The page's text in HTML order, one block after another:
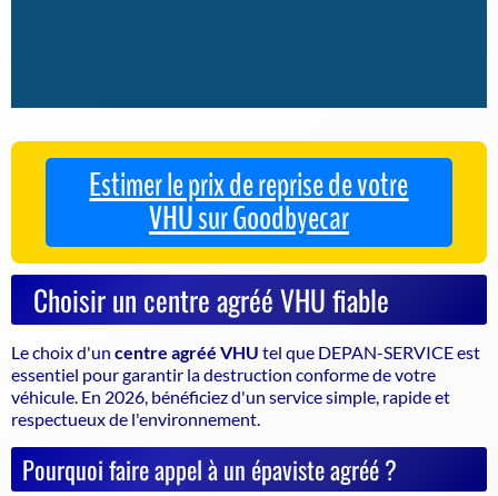
Estimer le prix de reprise de votre
VHU sur Goodbyecar
Choisir un centre agréé VHU fiable
Le choix d'un centre agréé VHU tel que DEPAN-SERVICE est
essentiel pour garantir ladestruction conforme de votre
véhicule . En 2026, bénéficiez d'un service simple, rapide et
respectueux de l'environnement.
Pourquoi faire appel à un épaviste agréé ?